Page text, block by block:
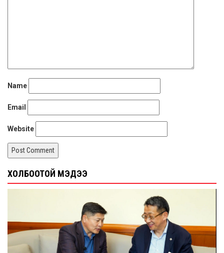
Name
Email
Website
ХОЛБООТОЙ МЭДЭЭ